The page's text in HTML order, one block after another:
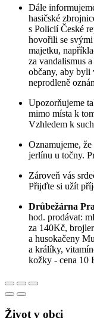
Dále
hasičské
s Policií České
hovořili se
majetku,
za vandalismus
občany, aby byli
neprodleně
Upozorňujeme
mimo místa k
Vzhledem k
Oznamujeme,
jerlínu u točny.
Zároveň vás
Přijďte si užít
Drůbežárna
hod. prodávat:
za 140Kč,
a husokačeny
a králíky,
kožky - cena 10
Život v obci